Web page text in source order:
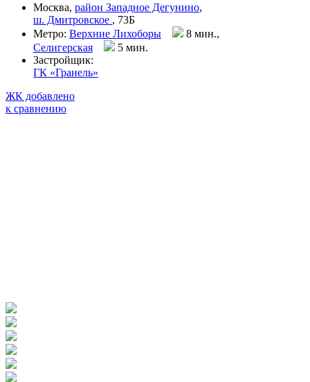
Москва, район Западное Дегунино,
ш. Дмитровское , 73Б
Метро: Верхние Лихоборы
8 мин.,
Селигерская
5 мин.
Застройщик:
ГК «Гранель»
ЖК добавлено
к сравнению